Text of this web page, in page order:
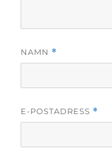
NAMN *
E-POSTADRESS *